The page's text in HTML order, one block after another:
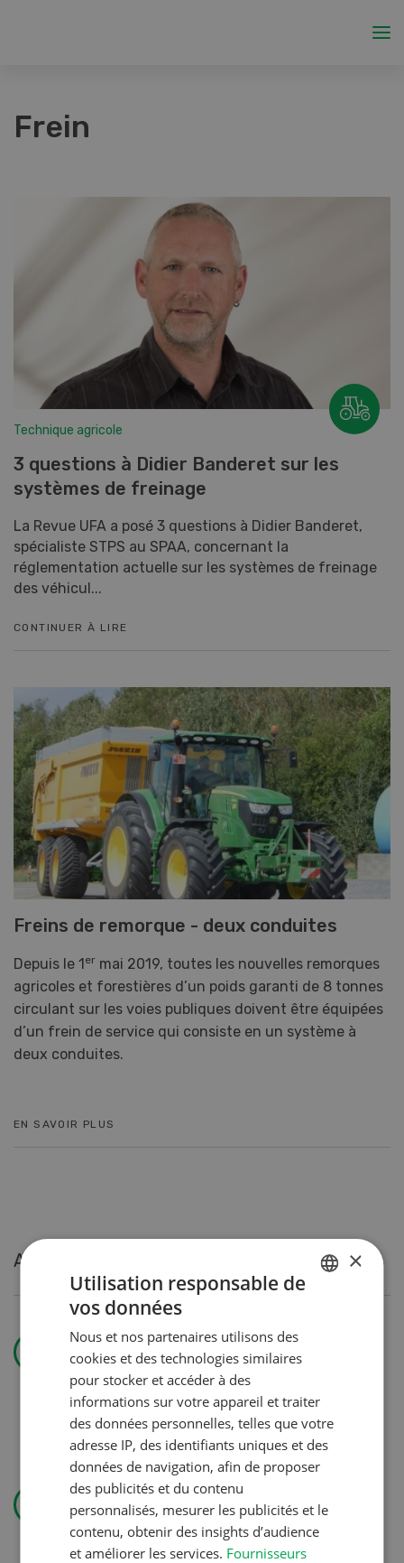
Frein
Technique agricole
3 questions à Didier Banderet sur les
systèmes de freinage
La Revue UFA a posé 3 questions à Didier Banderet,
spécialiste STPS au SPAA, concernant la
réglementation actuelle sur les systèmes de freinage
des véhicul...
CONTINUER À LIRE
Freins de remorque - deux conduites
Depuis le 1 er mai 2019, toutes les nouvelles remorques
agricoles et forestières d’un poids garanti de 8 tonnes
circulant sur les voies publiques doivent être équipées
d’un frein de service qui consiste en un système à
deux conduites.
EN SAVOIR PLUS
Articles les plus lus
Gestion
Le grand
milieu
bascule
Production animale
Belles et bien gestantes
×
Utilisation responsable de
vos données
Nous et nos partenaires utilisons des
cookies et des technologies similaires
pour stocker et accéder à des
informations sur votre appareil et traiter
des données personnelles, telles que votre
adresse IP, des identifiants uniques et des
données de navigation, afin de proposer
des publicités et du contenu
personnalisés, mesurer les publicités et le
contenu, obtenir des insights d’audience
et améliorer les services. Fournisseurs